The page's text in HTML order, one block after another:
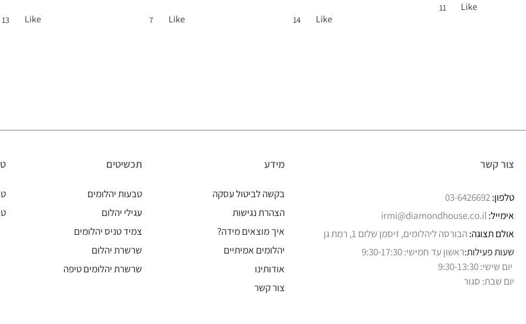
Like
11
Like
14
Like
7
Like
13
צור קשר
טלפון:03-6426692
אימייל:irmi@diamondhouse.co.il
אולם תצוגה: הבורסה ליהלומים, זיסמן שלום 1, רמת גן
שעות פעילות:ראשון עד חמישי: 9:30-17:30
יום שישי: 9:30-13:30
יום שבת: סגור
מידע
בקשה לביטול עסקה
הצהרת נגישות
איך מוצאים מידה?
יהלומים אמיתיים
אודותינו
צור קשר
תכשיטים
טבעות יהלומים
עגילי יהלום
צמיד טניס יהלומים
שרשרת יהלום
שרשרת יהלומים טיפה